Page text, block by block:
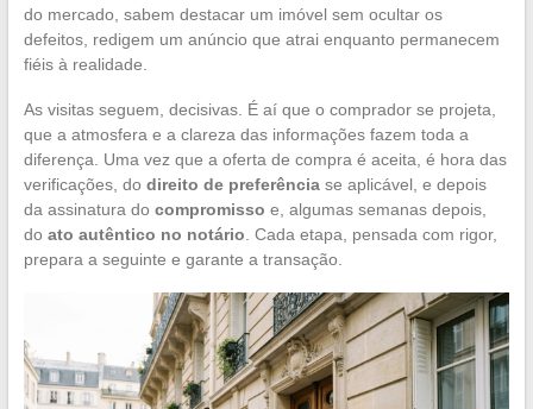
do mercado, sabem destacar um imóvel sem ocultar os
defeitos, redigem um anúncio que atrai enquanto permanecem
fiéis à realidade.
As visitas seguem, decisivas. É aí que o comprador se projeta,
que a atmosfera e a clareza das informações fazem toda a
diferença. Uma vez que a oferta de compra é aceita, é hora das
verificações, do direito de preferênciase aplicável, e depois
da assinatura do compromisso e, algumas semanas depois,
do ato autêntico no notário . Cada etapa, pensada com rigor,
prepara a seguinte e garante a transação.